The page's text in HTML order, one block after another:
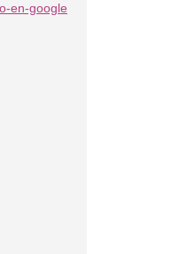
en-google